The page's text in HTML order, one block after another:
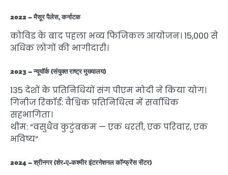
2022 – मैसूर पैलेस, कर्नाटक
कोविड के बाद पहला भव्य फिजिकल आयोजन। 15,000 से
अधिक लोगों की भागीदारी।
2023 – न्यूयॉर्क (संयुक्त राष्ट्र मुख्यालय)
135 देशों के प्रतिनिधियों संग पीएम मोदी ने किया योग।
गिनीज रिकॉर्ड: वैश्विक प्रतिनिधित्व में सर्वाधिक
सहभागिता।
थीम: “वसुधैव कुटुंबकम — एक धरती, एक परिवार, एक
भविष्य”
2024 – श्रीनगर (शेर-ए-कश्मीर इंटरनेशनल कॉन्फ्रेंस सेंटर)